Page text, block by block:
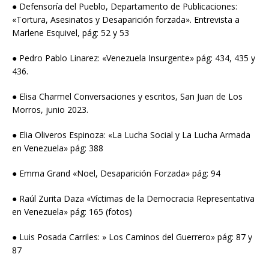
● Defensoría del Pueblo, Departamento de Publicaciones:
«Tortura, Asesinatos y Desaparición forzada». Entrevista a
Marlene Esquivel, pág: 52 y 53
● Pedro Pablo Linarez: «Venezuela Insurgente» pág: 434, 435 y
436.
● Elisa Charmel Conversaciones y escritos, San Juan de Los
Morros, junio 2023.
● Elia Oliveros Espinoza: «La Lucha Social y La Lucha Armada
en Venezuela» pág: 388
● Emma Grand «Noel, Desaparición Forzada» pág: 94
● Raúl Zurita Daza «Víctimas de la Democracia Representativa
en Venezuela» pág: 165 (fotos)
● Luis Posada Carriles: » Los Caminos del Guerrero» pág: 87 y
87